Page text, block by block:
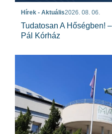
Hírek - Aktuális2026. 08. 06.
Tudatosan A Hőségben!
Pál Kórház